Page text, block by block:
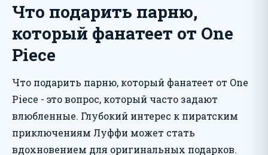
Что подарить парню,
который фанатеет от One
Piece
Что подарить парню, который фанатеет от One
Piece - это вопрос, который часто задают
влюбленные. Глубокий интерес к пиратским
приключениям Луффи может стать
вдохновением для оригинальных подарков.